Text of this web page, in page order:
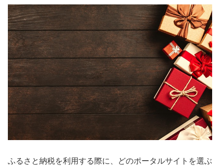
ふるさと納税を利用する際に、どのポータルサイトを選ぶ